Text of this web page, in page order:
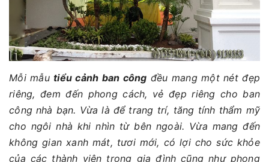
Mỗi mẫutiểu cảnh ban công đều mang một nét đẹp
riêng, đem đến phong cách, vẻ đẹp riêng cho ban
công nhà bạn. Vừa là để trang trí, tăng tính thẩm mỹ
cho ngôi nhà khi nhìn từ bên ngoài. Vừa mang đến
không gian xanh mát, tươi mới, có lợi cho sức khỏe
của các thành viên trong gia đình cũng như phong